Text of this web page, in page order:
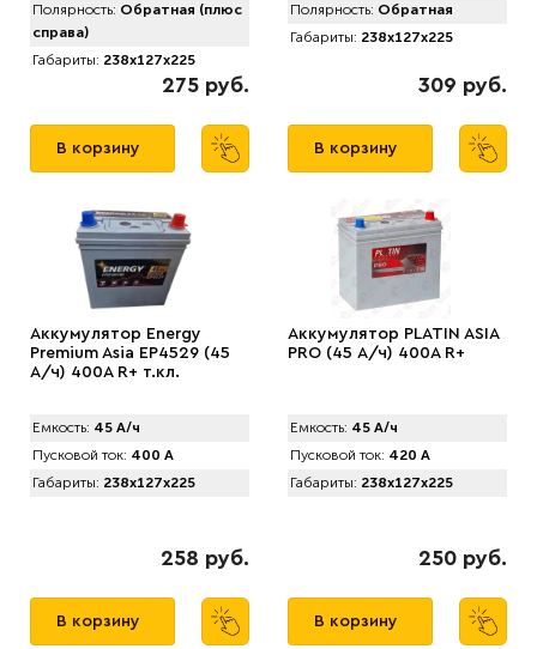
Полярность: Обратная (плюс
справа)
Габариты: 238x127x225
275 руб.
В корзину
Полярность: Обратная
Габариты: 238x127x225
309 руб.
В корзину
Аккумулятор Energy
Premium Asia EP4529 (45
А/ч) 400A R+ т.кл.
Емкость: 45 А/ч
Пусковой ток: 400 А
Габариты: 238x127x225
258 руб.
В корзину
Аккумулятор PLATIN ASIA
PRO (45 А/ч) 400A R+
Емкость: 45 А/ч
Пусковой ток: 420 А
Габариты: 238x127x225
250 руб.
В корзину